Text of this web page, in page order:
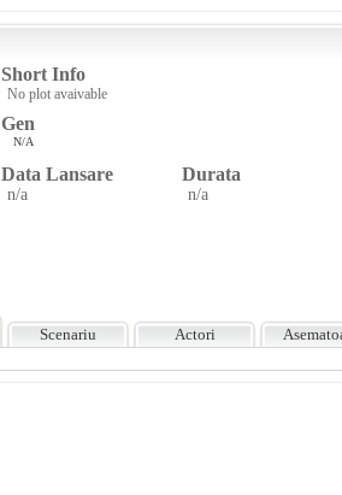
Short Info
No plot avaivable
Gen
N/A
Data Lansare
n/a
Durata
n/a
Scenariu Actori